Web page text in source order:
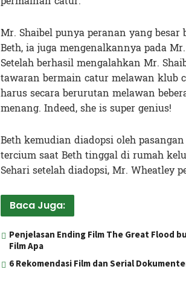
Mr. Shaibel punya peranan yang
Beth, ia juga mengenalkannya pada
Setelah berhasil mengalahkan Mr.
tawaran bermain catur melawan klub
harus secara berurutan melawan
menang. Indeed, she is super genius!
Beth kemudian diadopsi oleh
tercium saat Beth tinggal di rumah
Sehari setelah diadopsi, Mr. Wheatley
Baca Juga:
Penjelasan Ending Film The Great Flood
Film Apa
6 Rekomendasi Film dan Serial